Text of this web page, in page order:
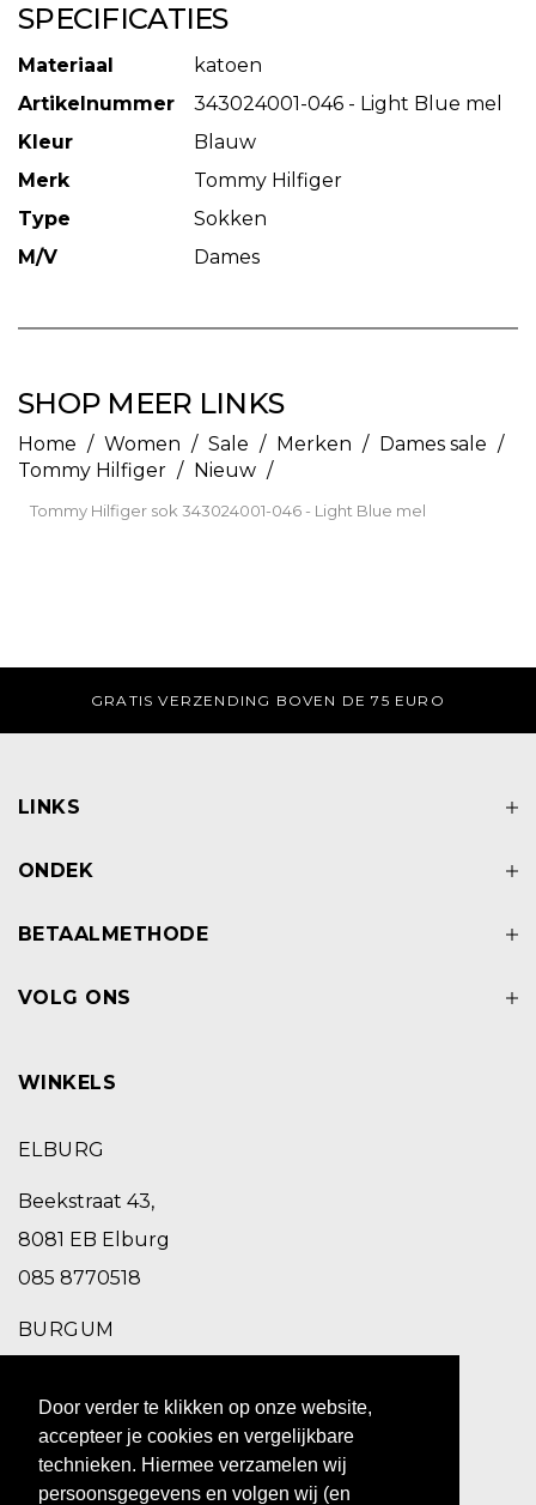
Door verder te klikken op onze website,
accepteer je cookies en vergelijkbare
technieken. Hiermee verzamelen wij
persoonsgegevens en volgen wij (en
SPECIFICATIES
Materiaal
katoen
Artikelnummer
343024001-046 - Light Blue mel
Kleur
Blauw
Merk
Tommy Hilfiger
Type
Sokken
M/V
Dames
SHOP MEER LINKS
Home / Women / Sale / Merken / Dames sale /
Tommy Hilfiger / Nieuw /
Tommy Hilfiger sok 343024001-046 - Light Blue mel
VOOR 17:00 UUR BESTELD, ZELFDE DAG VERZONDEN.
LINKS
ONDEK
BETAALMETHODE
VOLG ONS
WINKELS
ELBURG
Beekstraat 43,
8081 EB Elburg
085 8770518
BURGUM
9251 EC Burgum
0511 469 260